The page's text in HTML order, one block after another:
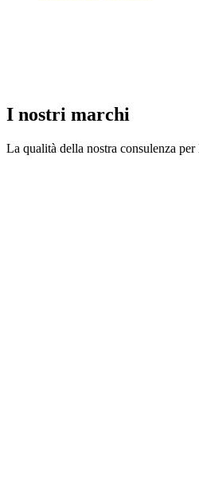
I nostri marchi
La qualità della nostra consulenza